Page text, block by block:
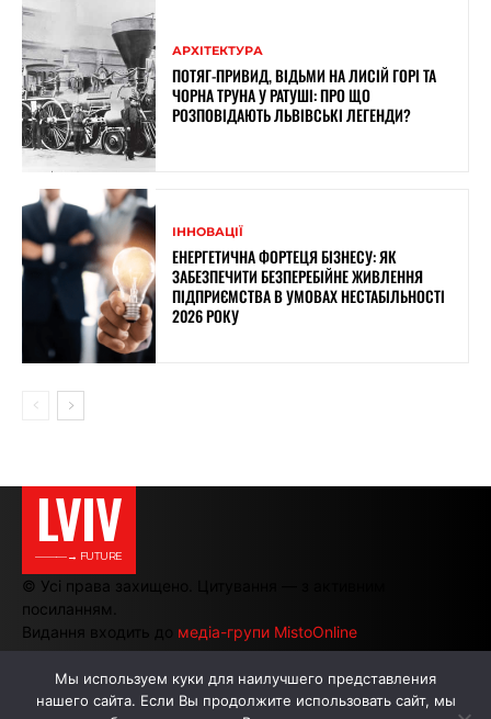
АРХІТЕКТУРА
ПОТЯГ-ПРИВИД, ВІДЬМИ НА ЛИСІЙ ГОРІ ТА
ЧОРНА ТРУНА У РАТУШІ: ПРО ЩО
РОЗПОВІДАЮТЬ ЛЬВІВСЬКІ ЛЕГЕНДИ?
ІННОВАЦІЇ
ЕНЕРГЕТИЧНА ФОРТЕЦЯ БІЗНЕСУ: ЯК
ЗАБЕЗПЕЧИТИ БЕЗПЕРЕБІЙНЕ ЖИВЛЕННЯ
ПІДПРИЄМСТВА В УМОВАХ НЕСТАБІЛЬНОСТІ
2026 РОКУ
LVIV
———→ FUTURE
© Усі права захищено. Цитування — з активним
посиланням.
Видання входить до медіа-групи MistoOnline
АВТОРИ РЕКЛАМА НА САЙТІ
Мы используем куки для наилучшего представления
нашего сайта. Если Вы продолжите использовать сайт, мы